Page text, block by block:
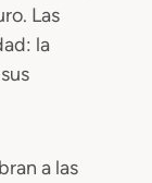
Las
la
a las